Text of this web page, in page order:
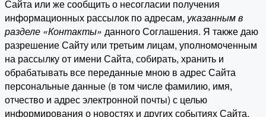
Сайта или же сообщить о несогласии получения
информационных рассылок по адресам, указанным в
разделе «Контакты» данного Соглашения. Я также даю
разрешение Сайту или третьим лицам, уполномоченным
на рассылку от имени Сайта, собирать, хранить и
обрабатывать все переданные мною в адрес Сайта
персональные данные (в том числе фамилию, имя,
отчество и адрес электронной почты) с целью
информирования о новостях и других событиях Сайта.